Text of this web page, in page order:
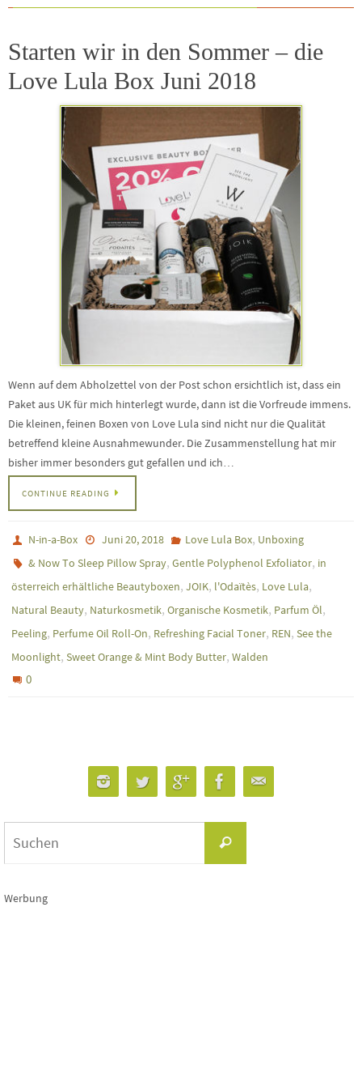
Starten wir in den Sommer – die
Love Lula Box Juni 2018
Wenn auf dem Abholzettel von der Post schon ersichtlich ist, dass ein
Paket aus UK für mich hinterlegt wurde, dann ist die Vorfreude immens.
Die kleinen, feinen Boxen von Love Lula sind nicht nur die Qualität
betreffend kleine Ausnahmewunder. Die Zusammenstellung hat mir
bisher immer besonders gut gefallen und ich…
CONTINUE READING
N-in-a-Box Juni 20, 2018 Love Lula Box, Unboxing
& Now To Sleep Pillow Spray,Gentle Polyphenol Exfoliator, in
österreich erhältliche Beautyboxen, JOIK, l'Odaïtès, Love Lula,
Natural Beauty, Naturkosmetik, Organische Kosmetik, Parfum Öl,
Peeling, Perfume Oil Roll-On, Refreshing Facial Toner, REN, See the
Moonlight, Sweet Orange & Mint Body Butter, Walden
0
Suchen
Werbung